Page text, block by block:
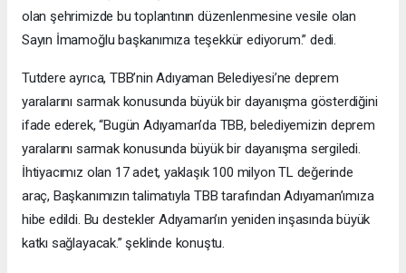
olan şehrimizde bu toplantının düzenlenmesine vesile olan
Sayın İmamoğlu başkanımıza teşekkür ediyorum.” dedi.
Tutdere ayrıca, TBB’nin Adıyaman Belediyesi’ne deprem
yaralarını sarmak konusunda büyük bir dayanışma gösterdiğini
ifade ederek, “Bugün Adıyaman’da TBB, belediyemizin deprem
yaralarını sarmak konusunda büyük bir dayanışma sergiledi.
İhtiyacımız olan 17 adet, yaklaşık 100 milyon TL değerinde
araç, Başkanımızın talimatıyla TBB tarafından Adıyaman’ımıza
hibe edildi. Bu destekler Adıyaman’ın yeniden inşasında büyük
katkı sağlayacak.” şeklinde konuştu.